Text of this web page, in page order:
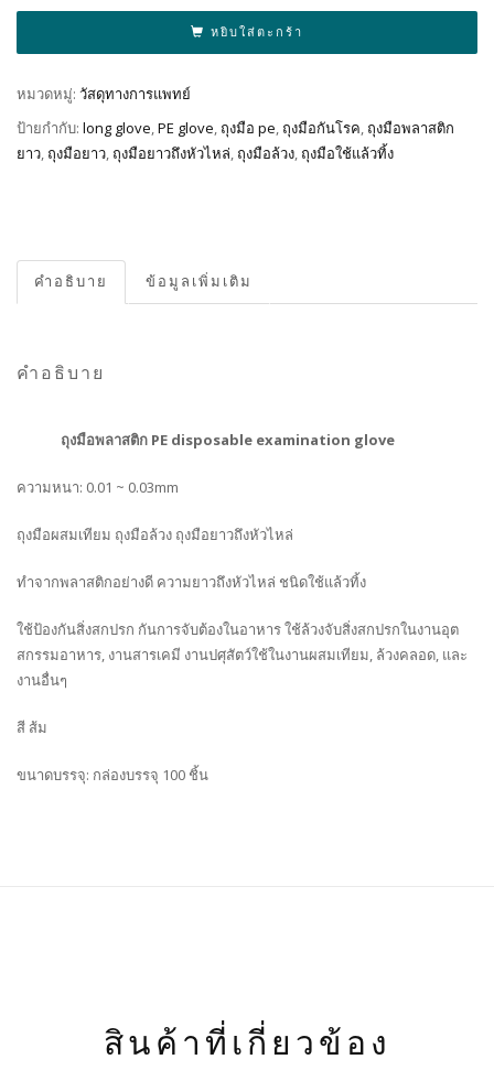
หยิบใส่ตะกร้า
หมวดหมู่: วัสดุทางการแพทย์
ป้ายกำกับ: long glove,PE glove, ถุงมือ pe, ถุงมือกันโรค, ถุงมือพลาสติก
ยาว, ถุงมือยาว, ถุงมือยาวถึงหัวไหล่, ถุงมือล้วง, ถุงมือใช้แล้วทิ้ง
คำอธิบาย ข้อมูลเพิ่มเติม
คำอธิบาย
ถุงมือพลาสติก PE disposable examination glove
ความหนา: 0.01 ~ 0.03mm
ถุงมือผสมเทียม ถุงมือล้วง ถุงมือยาวถึงหัวไหล่
ทำจากพลาสติกอย่างดี ความยาวถึงหัวไหล่ ชนิดใช้แล้วทิ้ง
ใช้ป้องกันสิ่งสกปรก กันการจับต้องในอาหาร ใช้ล้วงจับสิ่งสกปรกในงานอุต
สกรรมอาหาร, งานสารเคมี งานปศุสัตว์ใช้ในงานผสมเทียม, ล้วงคลอด, และ
งานอื่นๆ
สี ส้ม
ขนาดบรรจุ: กล่องบรรจุ 100 ชิ้น
สินค้าที่เกี่ยวข้อง